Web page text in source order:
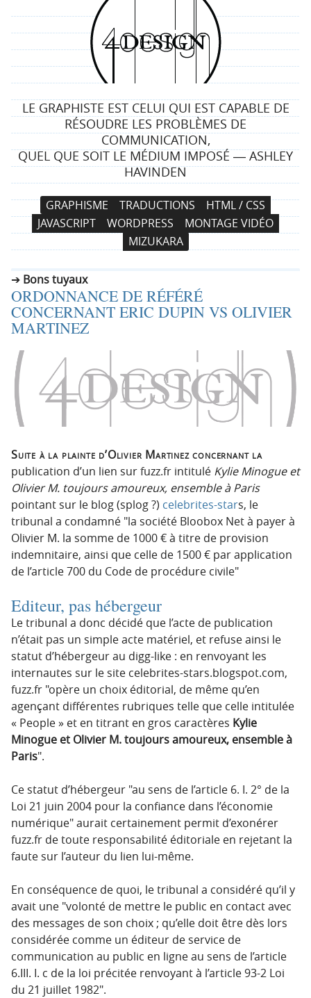
4
d
e
s
i
g
n
LE GRAPHISTE EST CELUI QUI EST CAPABLE DE
RÉSOUDRE LES PROBLÈMES DE
COMMUNICATION,
QUEL QUE SOIT LE MÉDIUM IMPOSÉ ― ASHLEY
HAVINDEN
N
a
v
i
a
t
i
o
p
i
p
a
l
e
A
l
l
e
a
u
c
o
n
GRAPHISME TRADUCTIONS
HTML / CSS
JAVASCRIPT
WORDPRESS
MONTAGE VIDÉO
MIZUKARA
Bons tuyaux
ORDONNANCE DE RÉFÉRÉ
CONCERNANT ERIC DUPIN VS OLIVIER
MARTINEZ
Suite à la plainte d’Olivier Martinez concernant la
publication d’un lien sur fuzz.fr intitulé Kylie Minogue et
Olivier M. toujours amoureux, ensemble à Paris
pointant sur le blog (splog ?) celebrites-stars, le
tribunal a condamné la société Bloobox Net à payer à
Olivier M. la somme de 1000 € à titre de provision
indemnitaire, ainsi que celle de 1500 € par application
de l’article 700 du Code de procédure civile
Editeur, pas hébergeur
Le tribunal a donc décidé que l’acte de publication
n’était pas un simple acte matériel, et refuse ainsi le
statut d’hébergeur au digg-like : en renvoyant les
internautes sur le site celebrites-stars.blogspot.com,
fuzz.fr opère un choix éditorial, de même qu’en
agençant différentes rubriques telle que celle intitulée
« People » et en titrant en gros caractères Kylie
Minogue et Olivier M. toujours amoureux, ensemble à
Paris .
Ce statut d’hébergeur au sens de l’article 6. I. 2° de la
Loi 21 juin 2004 pour la confiance dans l’économie
numérique aurait certainement permit d’exonérer
fuzz.fr de toute responsabilité éditoriale en rejetant la
faute sur l’auteur du lien lui-même.
En conséquence de quoi, le tribunal a considéré qu’il y
avait une volonté de mettre le public en contact avec
des messages de son choix ; qu’elle doit être dès lors
considérée comme un éditeur de service de
communication au public en ligne au sens de l’article
6.III. I. c de la loi précitée renvoyant à l’article 93-2 Loi
du 21 juillet 1982 .